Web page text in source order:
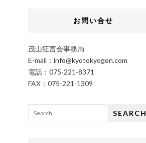
お問い合せ
茂山狂言会事務局
E-mail： info@kyotokyogen.com
電話： 075-221-8371
FAX：075-221-1309
SEARCH